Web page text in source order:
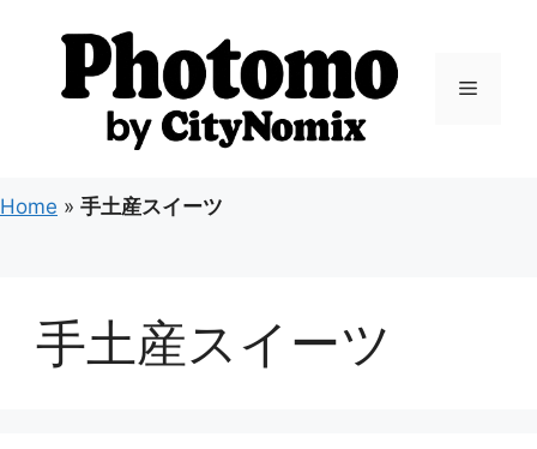
ス
キ
メ
Home » 手土産スイーツ
手土産スイーツ